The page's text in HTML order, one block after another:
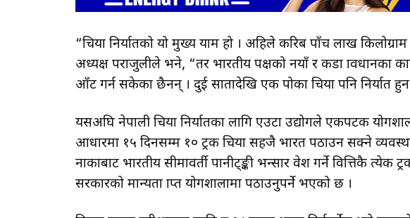
“चिया निर्यातको यो मुख्य याम हो । अहिले करिब पाँच लाख
अध्यक्ष पराजुलीले भने, “तर भारतीय पक्षको नयाँ र कडा प्रावधानका
आँट गर्न सकेका छैनन् । दुई सातादेखि एक पोका चिया पनि निर्यात
यसअघि नेपाली चिया निर्यातका लागि एउटा उद्योगले एकपटक
आधारमा १५ दिनसम्म १० ट्रक चिया सहजै भारत पठाउन सक्ने
नाकाबाट भारतीय सीमावर्ती पानीट्ङ्की भन्सार प्रवेश गर्ने वित्तिकै
सरकारको मान्यता प्राप्त प्रयोगशालामा पठाउनुपर्ने भएको छ ।